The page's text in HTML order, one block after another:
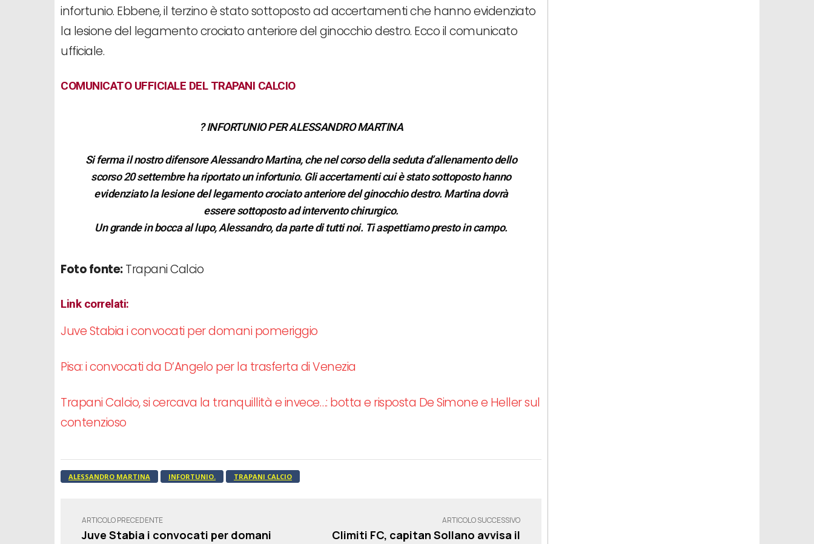
infortunio. Ebbene, il terzino è stato sottoposto ad accertamenti che hanno evidenziato
la lesione del legamento crociato anteriore del ginocchio destro. Ecco il comunicato
ufficiale.
COMUNICATO UFFICIALE DEL TRAPANI CALCIO
?INFORTUNIO PER ALESSANDRO MARTINA
Si ferma il nostro difensore Alessandro Martina, che nel corso della seduta d’allenamento dello
scorso 20 settembre ha riportato un infortunio. Gli accertamenti cui è stato sottoposto hanno
evidenziato la lesione del legamento crociato anteriore del ginocchio destro. Martina dovrà
essere sottoposto ad intervento chirurgico.
Un grande in bocca al lupo, Alessandro, da parte di tutti noi. Ti aspettiamo presto in campo.
Foto fonte:Trapani Calcio
Link correlati:
Juve Stabia i convocati per domani pomeriggio
Pisa: i convocati da D’Angelo per la trasferta di Venezia
Trapani Calcio, si cercava la tranquillità e invece…: botta e risposta De Simone e Heller sul
contenzioso
ALESSANDRO MARTINA INFORTUNIO. TRAPANI CALCIO
ARTICOLO PRECEDENTE
Juve Stabia i convocati per domani
ARTICOLO SUCCESSIVO
Climiti FC, capitan Sollano avvisa il